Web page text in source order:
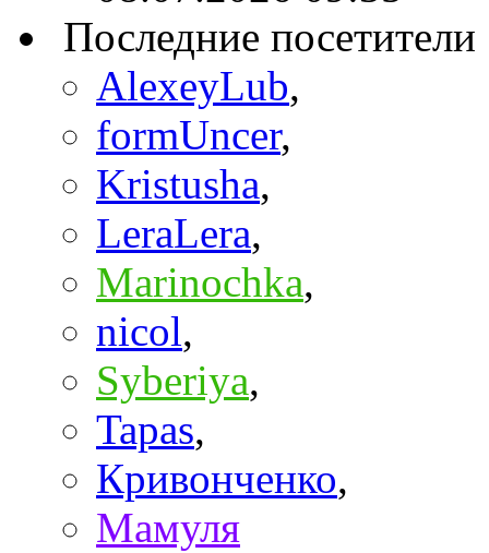
Последние посетители
AlexeyLub,
formUncer,
Kristusha,
LeraLera,
Marinochka,
nicol,
Syberiya,
Tapas,
Кривонченко,
Мамуля